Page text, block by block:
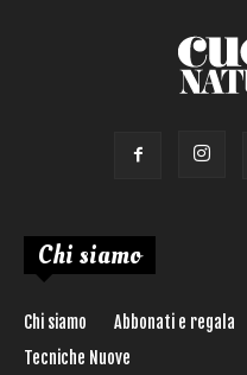
Chi siamo
Chi siamo Abbonati e regala
Tecniche Nuove